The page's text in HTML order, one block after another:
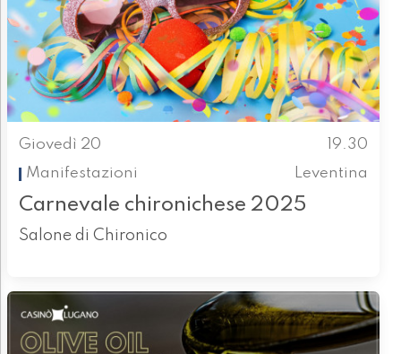
Giovedì 20
19.30
Manifestazioni
Leventina
Carnevale chironichese 2025
Salone di Chironico